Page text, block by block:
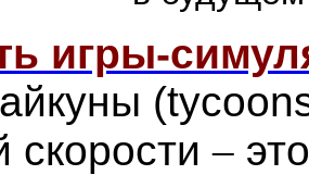
игры-
скорости–